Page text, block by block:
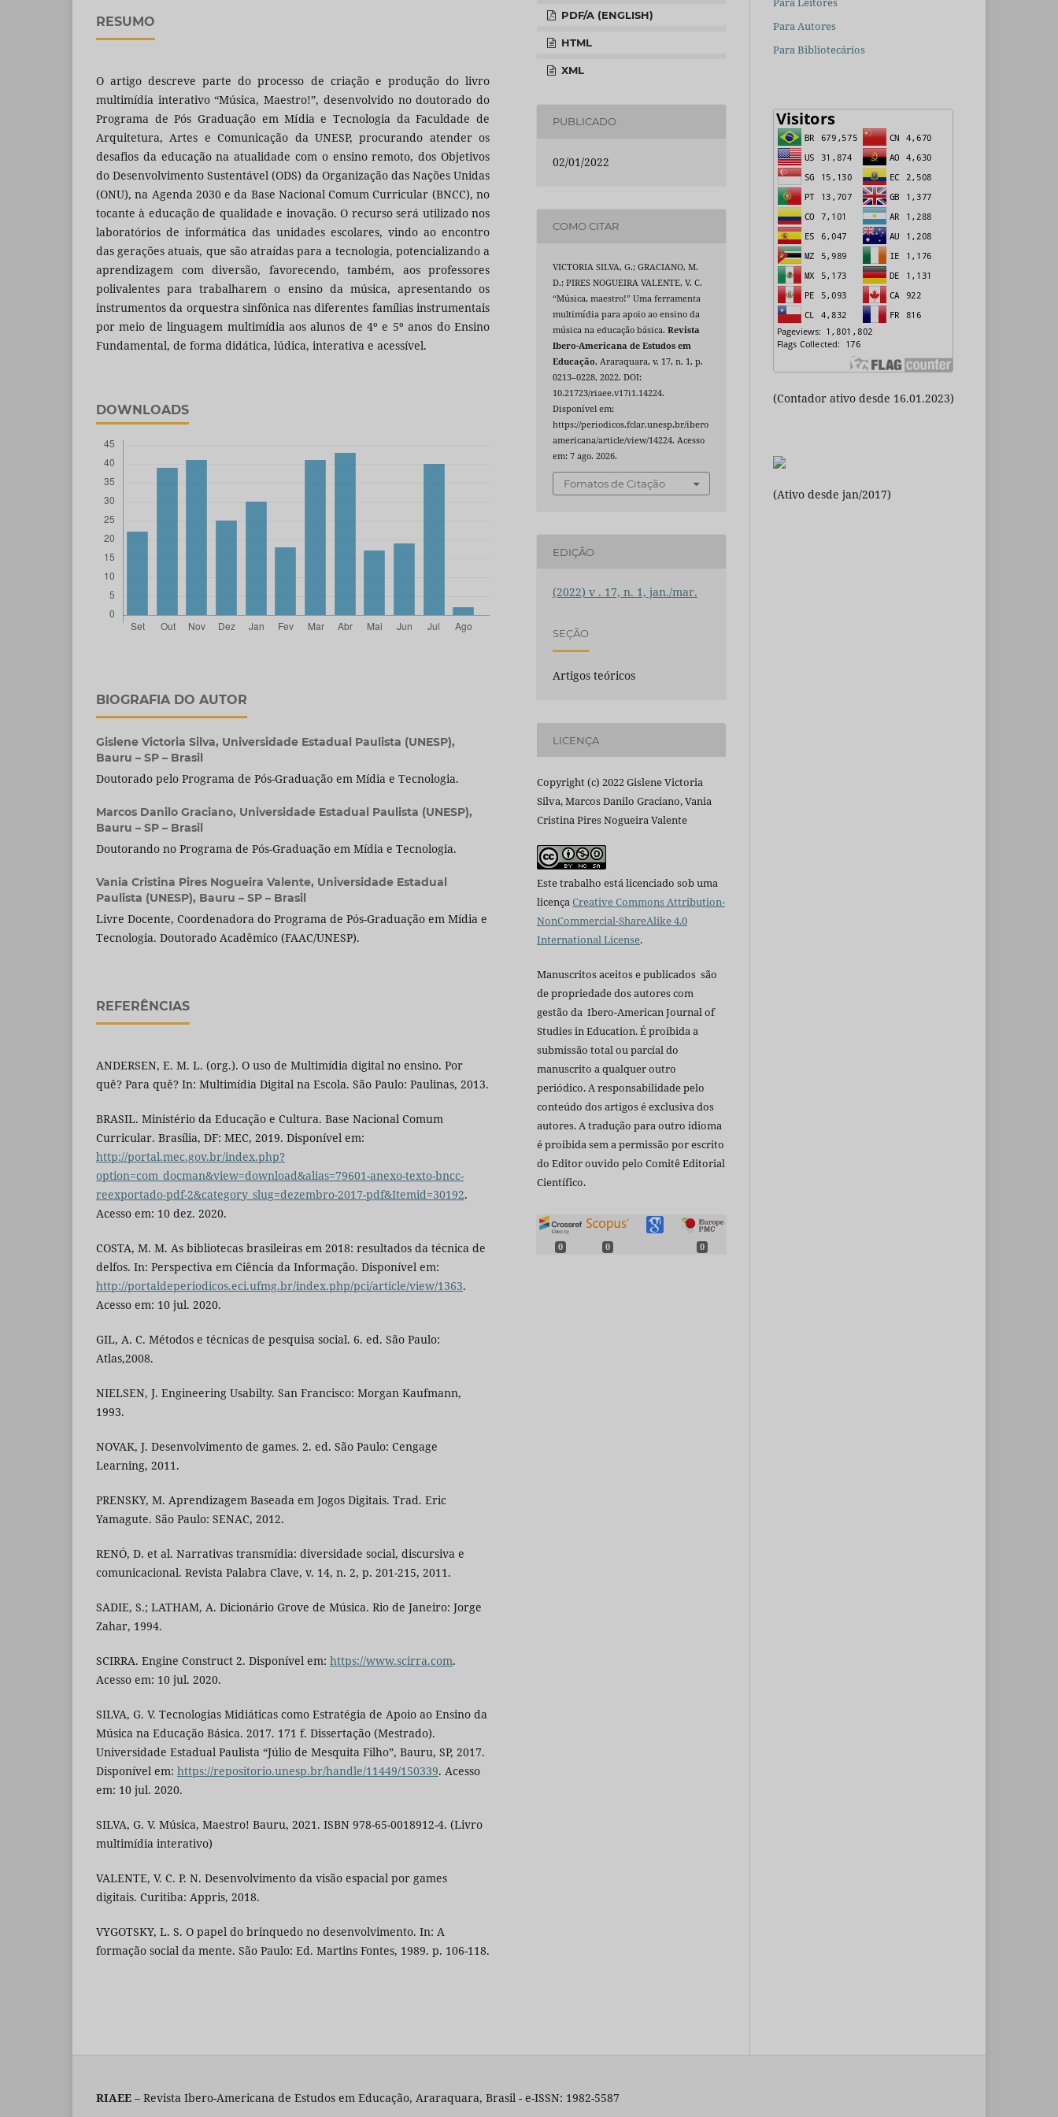
RESUMO
O artigo descreve parte do processo de criação e produção do livro
multimídia interativo “Música, Maestro!”, desenvolvido no doutorado do
Programa de Pós Graduação em Mídia e Tecnologia da Faculdade de
Arquitetura, Artes e Comunicação da UNESP, procurando atender os
desafios da educação na atualidade com o ensino remoto, dos Objetivos
do Desenvolvimento Sustentável (ODS) da Organização das Nações Unidas
(ONU), na Agenda 2030 e da Base Nacional Comum Curricular (BNCC), no
tocante à educação de qualidade e inovação. O recurso será utilizado nos
laboratórios de informática das unidades escolares, vindo ao encontro
das gerações atuais, que são atraídas para a tecnologia, potencializando a
aprendizagem com diversão, favorecendo, também, aos professores
polivalentes para trabalharem o ensino da música, apresentando os
instrumentos da orquestra sinfônica nas diferentes famílias instrumentais
por meio de linguagem multimídia aos alunos de 4º e 5º anos do Ensino
Fundamental, de forma didática, lúdica, interativa e acessível.
DOWNLOADS
BIOGRAFIA DO AUTOR
Gislene Victoria Silva, Universidade Estadual Paulista (UNESP),
Bauru – SP – Brasil
Doutorado pelo Programa de Pós-Graduação em Mídia e Tecnologia.
Marcos Danilo Graciano, Universidade Estadual Paulista (UNESP),
Bauru – SP – Brasil
Doutorando no Programa de Pós-Graduação em Mídia e Tecnologia.
Vania Cristina Pires Nogueira Valente, Universidade Estadual
Paulista (UNESP), Bauru – SP – Brasil
Livre Docente, Coordenadora do Programa de Pós-Graduação em Mídia e
Tecnologia. Doutorado Acadêmico (FAAC/UNESP).
REFERÊNCIAS
ANDERSEN, E. M. L. (org.). O uso de Multimídia digital no ensino. Por
quê? Para quê? In: Multimídia Digital na Escola. São Paulo: Paulinas, 2013.
BRASIL. Ministério da Educação e Cultura. Base Nacional Comum
Curricular. Brasília, DF: MEC, 2019. Disponível em:
http://portal.mec.gov.br/index.php?
option=com_docman&view=download&alias=79601-anexo-texto-bncc-
reexportado-pdf-2&category_slug=dezembro-2017-pdf&Itemid=30192.
Acesso em: 10 dez. 2020.
COSTA, M. M. As bibliotecas brasileiras em 2018: resultados da técnica de
delfos. In: Perspectiva em Ciência da Informação. Disponível em:
http://portaldeperiodicos.eci.ufmg.br/index.php/pci/article/view/1363.
Acesso em: 10 jul. 2020.
GIL, A. C. Métodos e técnicas de pesquisa social. 6. ed. São Paulo:
Atlas,2008.
NIELSEN, J. Engineering Usabilty. San Francisco: Morgan Kaufmann,
1993.
NOVAK, J. Desenvolvimento de games. 2. ed. São Paulo: Cengage
Learning, 2011.
PRENSKY, M. Aprendizagem Baseada em Jogos Digitais. Trad. Eric
Yamagute. São Paulo: SENAC, 2012.
RENÓ, D. et al. Narrativas transmídia: diversidade social, discursiva e
comunicacional. Revista Palabra Clave, v. 14, n. 2, p. 201-215, 2011.
SADIE, S.; LATHAM, A. Dicionário Grove de Música. Rio de Janeiro: Jorge
Zahar, 1994.
SCIRRA. Engine Construct 2. Disponível em: https://www.scirra.com.
Acesso em: 10 jul. 2020.
SILVA, G. V. Tecnologias Midiáticas como Estratégia de Apoio ao Ensino da
Música na Educação Básica. 2017. 171 f. Dissertação (Mestrado).
Universidade Estadual Paulista “Júlio de Mesquita Filho”, Bauru, SP, 2017.
Disponível em: https://repositorio.unesp.br/handle/11449/150339. Acesso
em: 10 jul. 2020.
SILVA, G. V. Música, Maestro! Bauru, 2021. ISBN 978-65-0018912-4. (Livro
multimídia interativo)
VALENTE, V. C. P. N. Desenvolvimento da visão espacial por games
digitais. Curitiba: Appris, 2018.
VYGOTSKY, L. S. O papel do brinquedo no desenvolvimento. In: A
formação social da mente. São Paulo: Ed. Martins Fontes, 1989. p. 106-118.
PDF/A (ENGLISH)
HTML
XML
PUBLICADO
02/01/2022
COMO CITAR
VICTORIA SILVA, G.; GRACIANO, M.
D.; PIRES NOGUEIRA VALENTE, V. C.
“Música, maestro!” Uma ferramenta
multimídia para apoio ao ensino da
música na educação básica.Revista
Ibero-Americana de Estudos em
Educação, Araraquara, v. 17, n. 1, p.
0213–0228, 2022. DOI:
10.21723/riaee.v17i1.14224.
Disponível em:
https://periodicos.fclar.unesp.br/ibero
americana/article/view/14224. Acesso
em: 7 ago. 2026.
Fomatos de Citação
EDIÇÃO
(2022) v . 17, n. 1, jan./mar.
SEÇÃO
Artigos teóricos
LICENÇA
Copyright (c) 2022 Gislene Victoria
Silva, Marcos Danilo Graciano, Vania
Cristina Pires Nogueira Valente
Este trabalho está licenciado sob uma
licençaCreative Commons Attribution-
NonCommercial-ShareAlike 4.0
International License.
Manuscritos aceitos e publicados são
de propriedade dos autores com
gestão da Ibero-American Journal of
Studies in Education. É proibida a
submissão total ou parcial do
manuscrito a qualquer outro
periódico. A responsabilidade pelo
conteúdo dos artigos é exclusiva dos
autores. A tradução para outro idioma
é proibida sem a permissão por escrito
do Editor ouvido pelo Comitê Editorial
Científico.
0 0 0
Para Autores
Para Bibliotecários
(Contador ativo desde 16.01.2023)
(Ativo desde jan/2017)
RIAEE – Revista Ibero-Americana de Estudos em Educação, Araraquara, Brasil - e-ISSN: 1982-5587